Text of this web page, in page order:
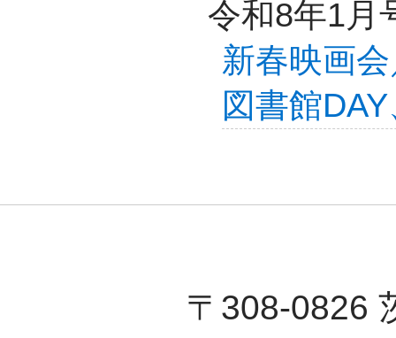
令和8年1月
新春映画
図書館
〒308-0826